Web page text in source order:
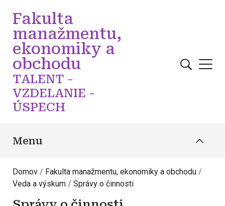
Fakulta
manažmentu,
ekonomiky a
obchodu
TALENT -
VZDELANIE -
ÚSPECH
Menu
Domov
Fakulta manažmentu, ekonomiky a obchodu
Veda a výskum
Správy o činnosti